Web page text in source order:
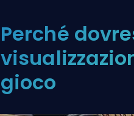
Perché
gioco